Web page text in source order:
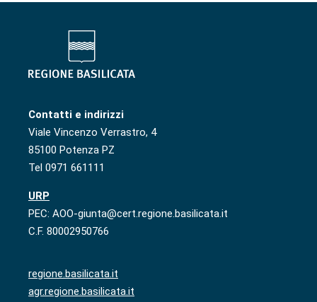
Contatti e indirizzi
Viale Vincenzo Verrastro, 4
85100 Potenza PZ
Tel 0971 661111
URP
PEC: AOO-giunta@cert.regione.basilicata.it
C.F. 80002950766
regione.basilicata.it
agr.regione.basilicata.it